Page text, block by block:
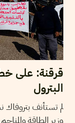
قرقنة: على
البترول
وزير الطاقة